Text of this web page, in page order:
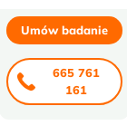
Umów badanie
665 761
161